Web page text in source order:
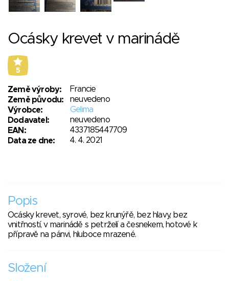
Ocásky krevet v marinádě
5
Země výroby:
Francie
Země původu:
neuvedeno
Výrobce:
Gelima
Dodavatel:
neuvedeno
EAN:
4337185447709
Data ze dne:
4. 4. 2021
Popis
Ocásky krevet, syrové, bez krunýřě, bez hlavy, bez
vnitřností, v marinádě s petrželí a česnekem, hotové k
přípravě na pánvi, hluboce mrazené.
Složení